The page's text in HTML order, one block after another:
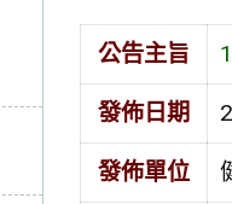
公告主旨
發佈日期
發佈單位